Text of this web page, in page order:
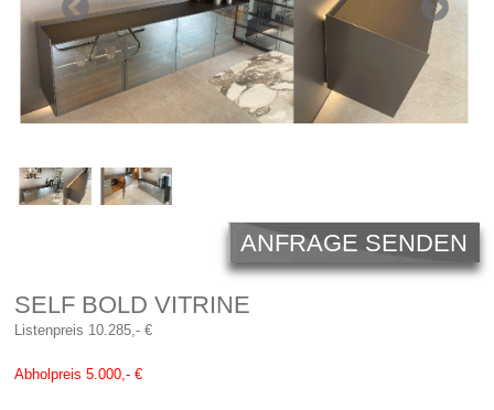
Outlet
Unternehmen
ANFRAGE SENDEN
SELF BOLD VITRINE
Listenpreis 10.285,- €
Abholpreis 5.000,- €